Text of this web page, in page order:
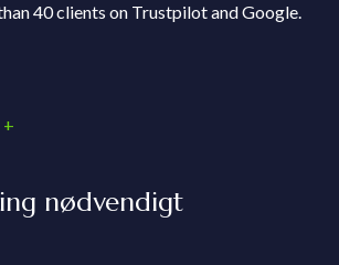
40 clients on Trustpilot and Google.
+
nødvendigt